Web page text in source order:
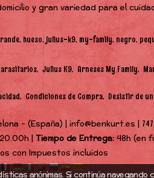
y gran variedad para el
hueso julius-k9 my-family negro
Julius K9 Arneses My Family
Condiciones de Compra Desistir de
- (España) | info@benkurt.es |
| Tiempo de Entrega:48h (en
con Impuestos incluidos
anónimas. Si continúa navegando